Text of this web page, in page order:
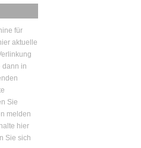
für
aktuelle
dann in
Sie
melden
hier
Sie sich